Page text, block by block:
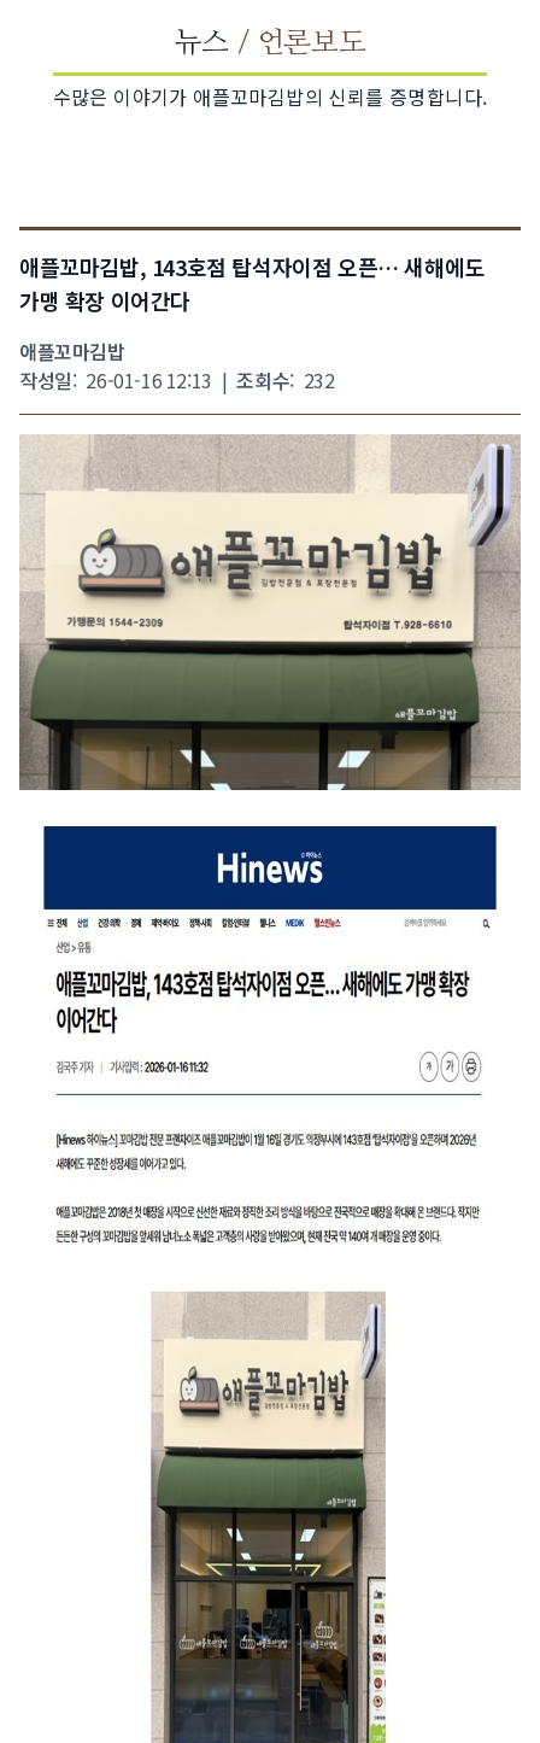
뉴스 / 언론보도
수많은 이야기가 애플꼬마김밥의 신뢰를 증명합니다.
애플꼬마김밥, 143호점 탑석자이점 오픈… 새해에도
가맹 확장 이어간다
애플꼬마김밥
작성일: 26-01-16 12:13 | 조회수: 232